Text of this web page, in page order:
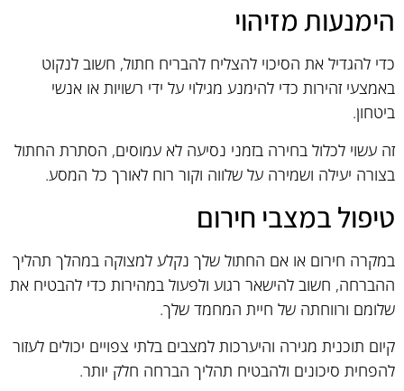
הימנעות מזיהוי
כדי להגדיל את הסיכוי להצליח להבריח חתול, חשוב לנקוט
באמצעי זהירות כדי להימנע מגילוי על ידי רשויות או אנשי
ביטחון.
זה עשוי לכלול בחירה בזמני נסיעה לא עמוסים, הסתרת החתול
בצורה יעילה ושמירה על שלווה וקור רוח לאורך כל המסע.
טיפול במצבי חירום
במקרה חירום או אם החתול שלך נקלע למצוקה במהלך תהליך
ההברחה, חשוב להישאר רגוע ולפעול במהירות כדי להבטיח את
שלומם ורווחתה של חיית המחמד שלך.
קיום תוכנית מגירה והיערכות למצבים בלתי צפויים יכולים לעזור
להפחית סיכונים ולהבטיח תהליך הברחה חלק יותר.